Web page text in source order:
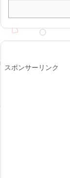
スポンサーリンク